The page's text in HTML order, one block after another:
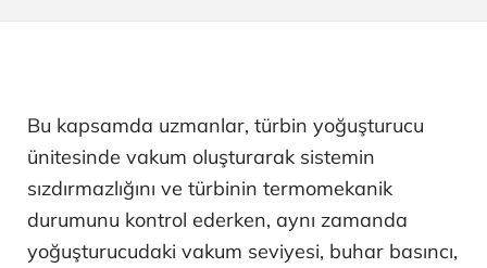
Bu kapsamda uzmanlar, türbin yoğuşturucu
ünitesinde vakum oluşturarak sistemin
sızdırmazlığını ve türbinin termomekanik
durumunu kontrol ederken, aynı zamanda
yoğuşturucudaki vakum seviyesi, buhar basıncı,